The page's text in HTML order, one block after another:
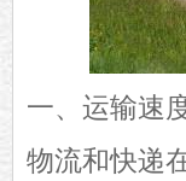
一、运输速
物流和快递